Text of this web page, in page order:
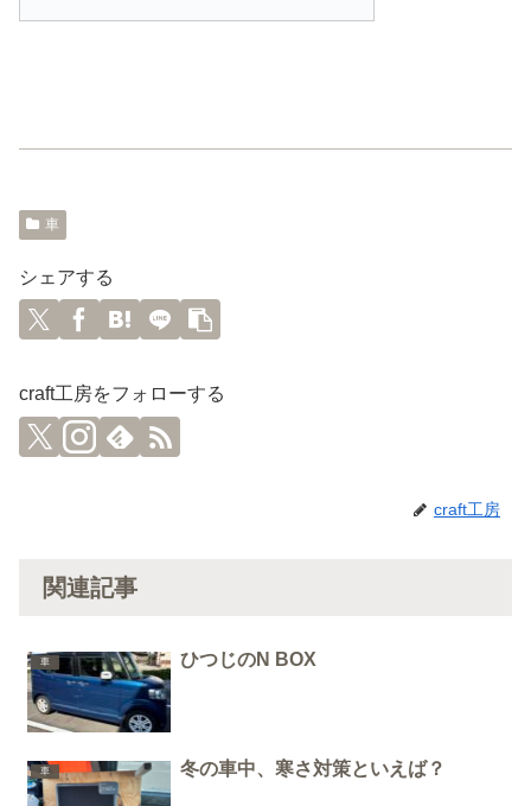
車
シェアする
craft工房をフォローする
craft工房
関連記事
車 ひつじのN BOX
車 冬の車中、寒さ対策といえば？